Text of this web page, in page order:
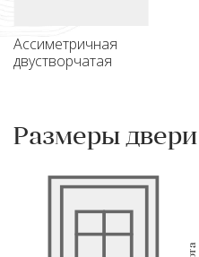
Ассиметричная
двустворчатая
Размеры двери